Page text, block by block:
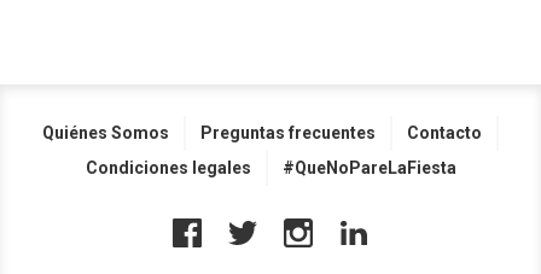
Quiénes Somos Preguntas frecuentes
Contacto
Condiciones legales
#QueNoPareLaFiesta